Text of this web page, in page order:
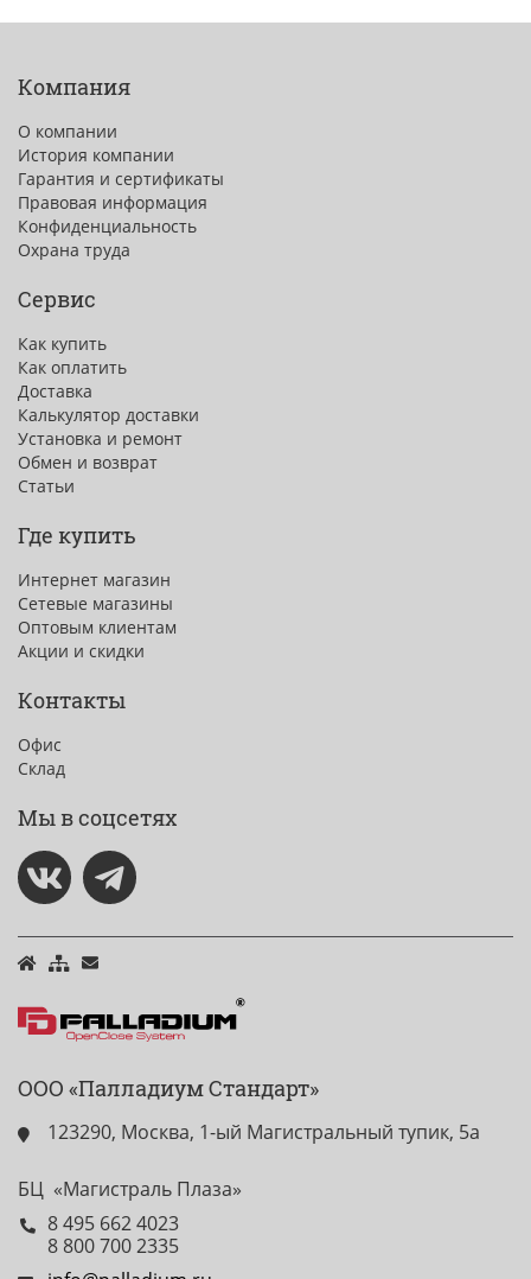
Компания
О компании
История компании
Гарантия и сертификаты
Правовая информация
Конфиденциальность
Охрана труда
Сервис
Как купить
Как оплатить
Доставка
Калькулятор доставки
Установка и ремонт
Обмен и возврат
Статьи
Где купить
Интернет магазин
Сетевые магазины
Оптовым клиентам
Акции и скидки
Контакты
Офис
Склад
Мы в соцсетях
ООО «Палладиум Стандарт»
123290, Москва, 1-ый Магистральный тупик, 5а
БЦ «Магистраль Плаза»
8 495 662 4023
8 800 700 2335